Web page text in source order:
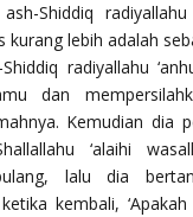
Shiddiqradiyallahu
kurang lebih adalah
radiyallahu
dan
Kemudian dia
‘alaihi
lalu dia
kembali,